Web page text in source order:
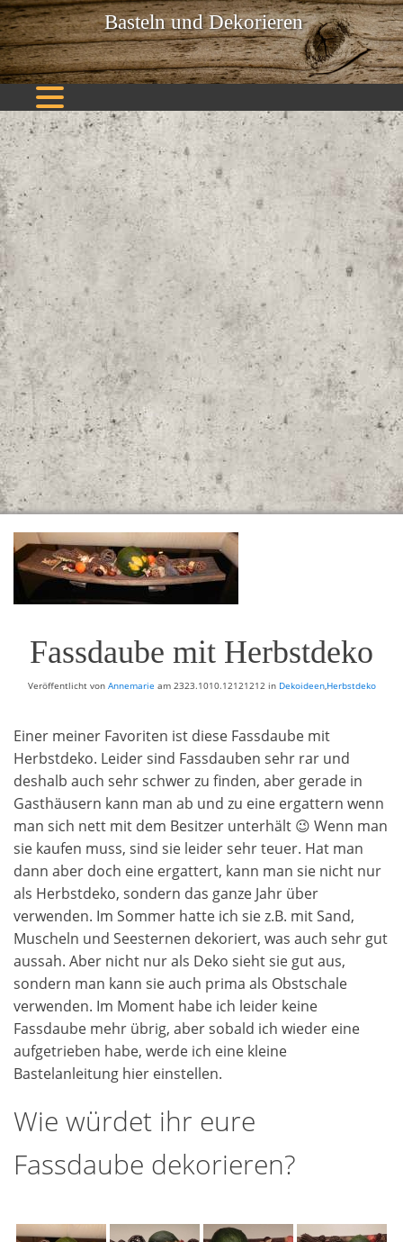
Basteln und Dekorieren
Fassdaube mit Herbstdeko
Veröffentlicht von Annemarie am 2323.1010.12121212in Dekoideen,Herbstdeko
Einer meiner Favoriten ist diese Fassdaube mit
Herbstdeko. Leider sind Fassdauben sehr rar und
deshalb auch sehr schwer zu finden, aber gerade in
Gasthäusern kann man ab und zu eine ergattern wenn
man sich nett mit dem Besitzer unterhält 😉 Wenn man
sie kaufen muss, sind sie leider sehr teuer. Hat man
dann aber doch eine ergattert, kann man sie nicht nur
als Herbstdeko, sondern das ganze Jahr über
verwenden. Im Sommer hatte ich sie z.B. mit Sand,
Muscheln und Seesternen dekoriert, was auch sehr gut
aussah. Aber nicht nur als Deko sieht sie gut aus,
sondern man kann sie auch prima als Obstschale
verwenden. Im Moment habe ich leider keine
Fassdaube mehr übrig, aber sobald ich wieder eine
aufgetrieben habe, werde ich eine kleine
Bastelanleitung hier einstellen.
Wie würdet ihr eure
Fassdaube dekorieren?